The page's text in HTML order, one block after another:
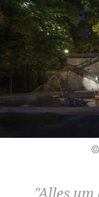
Alles um